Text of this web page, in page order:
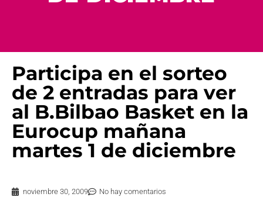
Participa en el sorteo
de 2 entradas para ver
al B.Bilbao Basket en la
Eurocup mañana
martes 1 de diciembre
noviembre 30, 2009 No hay comentarios